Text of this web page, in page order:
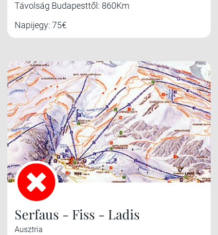
Távolság Budapesttől: 860Km
Napijegy: 75€
Serfaus - Fiss - Ladis
Ausztria